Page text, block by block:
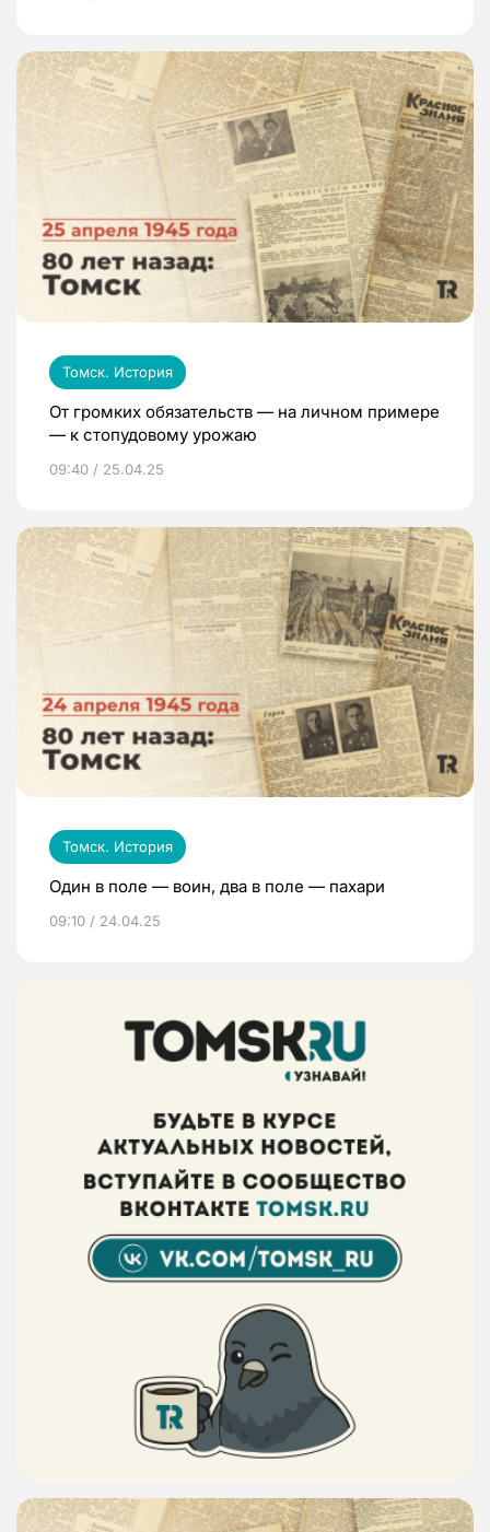
Томск. История
От громких обязательств — на личном примере
— к стопудовому урожаю
09:40 / 25.04.25
Томск. История
Один в поле — воин, два в поле — пахари
09:10 / 24.04.25